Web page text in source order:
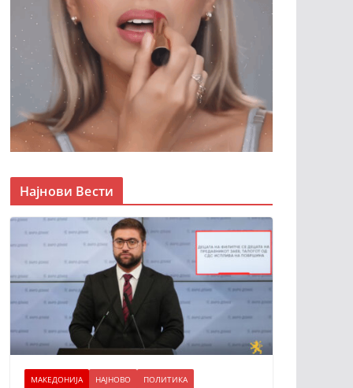
Најнови Вести
МАКЕДОНИЈА НАЈНОВО ПОЛИТИКА